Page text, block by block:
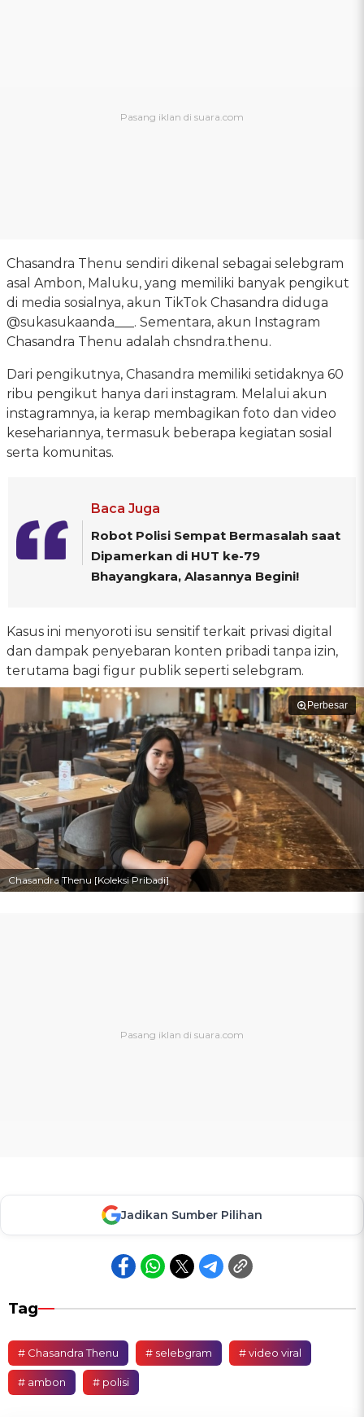
Chasandra Thenu sendiri dikenal sebagai selebgram
asal Ambon, Maluku, yang memiliki banyak pengikut
di media sosialnya, akun TikTok Chasandra diduga
@sukasukaanda___. Sementara, akun Instagram
Chasandra Thenu adalah chsndra.thenu.
Dari pengikutnya, Chasandra memiliki setidaknya 60
ribu pengikut hanya dari instagram. Melalui akun
instagramnya, ia kerap membagikan foto dan video
kesehariannya, termasuk beberapa kegiatan sosial
serta komunitas.
Baca Juga
Robot Polisi Sempat Bermasalah saat
Dipamerkan di HUT ke-79
Bhayangkara, Alasannya Begini!
Kasus ini menyoroti isu sensitif terkait privasi digital
dan dampak penyebaran konten pribadi tanpa izin,
terutama bagi figur publik seperti selebgram.
Perbesar
Chasandra Thenu [Koleksi Pribadi]
Jadikan Sumber Pilihan
Tag
# Chasandra Thenu # selebgram # video viral
# ambon # polisi